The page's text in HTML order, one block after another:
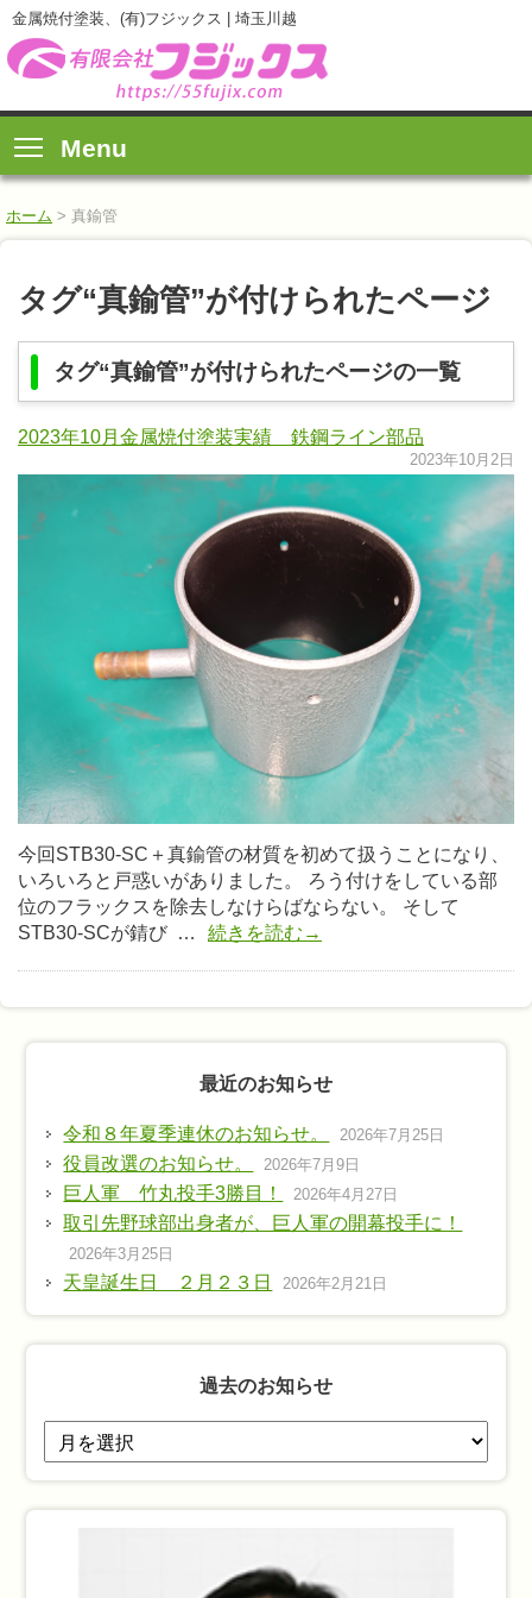
金属焼付塗装、(有)フジックス | 埼玉川越
Menu
ホーム > 真鍮管
タグ“真鍮管”が付けられたページ
タグ“真鍮管”が付けられたページの一覧
2023年10月金属焼付塗装実績 鉄鋼ライン部品
2023年10月2日
今回STB30-SC＋真鍮管の材質を初めて扱うことになり、
いろいろと戸惑いがありました。 ろう付けをしている部
位のフラックスを除去しなけらばならない。 そして
STB30-SCが錆び …
続きを読む→
最近のお知らせ
令和８年夏季連休のお知らせ。 2026年7月25日
役員改選のお知らせ。 2026年7月9日
巨人軍 竹丸投手3勝目！ 2026年4月27日
取引先野球部出身者が、巨人軍の開幕投手に！
2026年3月25日
天皇誕生日 ２月２３日 2026年2月21日
過去のお知らせ
去